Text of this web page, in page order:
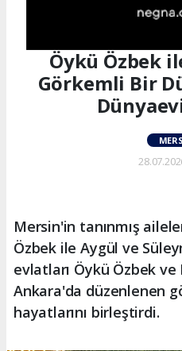
Öykü Özbek
Görkemli Bir
Mersin'in tanınmış
Özbek ile Aygül ve
evlatları Öykü Özbek
Ankara'da düzenlenen
hayatlarını birleştirdi.